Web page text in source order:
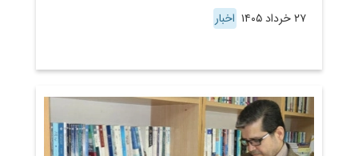
۲۷ خرداد ۱۴۰۵ اخبار